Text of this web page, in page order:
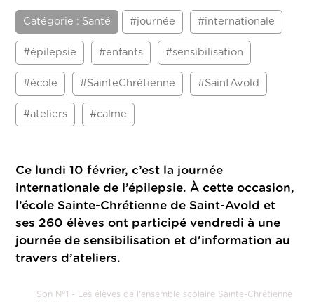
Catégorie : Santé #journée #internationale
#épilepsie #enfants #sensibilisation
#école #SainteChrétienne #SaintAvold
#ateliers #calme
Ce lundi 10 février, c’est la journée
internationale de l’épilepsie. À cette occasion,
l’école Sainte-Chrétienne de Saint-Avold et
ses 260 élèves ont participé vendredi à une
journée de sensibilisation et d'information au
travers d’ateliers.
Son N°1 - Les élèves de l'ensemble scolaire Sainte-Chrétienne